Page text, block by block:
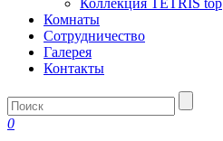
Коллекция TETRIS top
Комнаты
Сотрудничество
Галерея
Контакты
0